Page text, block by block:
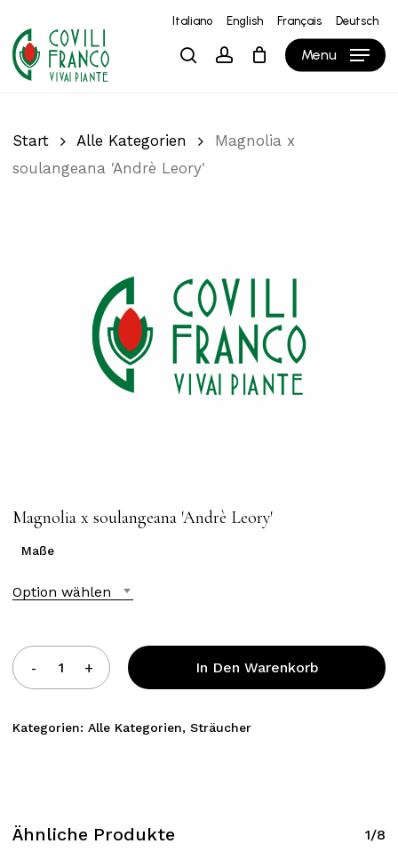
main
content
Italiano English Français Deutsch
searchaccount Menu
Warenkorb Close
Cart
Start Alle Kategorien
Magnolia x
soulangeana ′Andrè Leory′
Magnolia x soulangeana ′Andrè Leory′
Maße
Option wählen
In Den Warenkorb
Kategorien: Alle Kategorien, Sträucher
Ähnliche Produkte 1/8